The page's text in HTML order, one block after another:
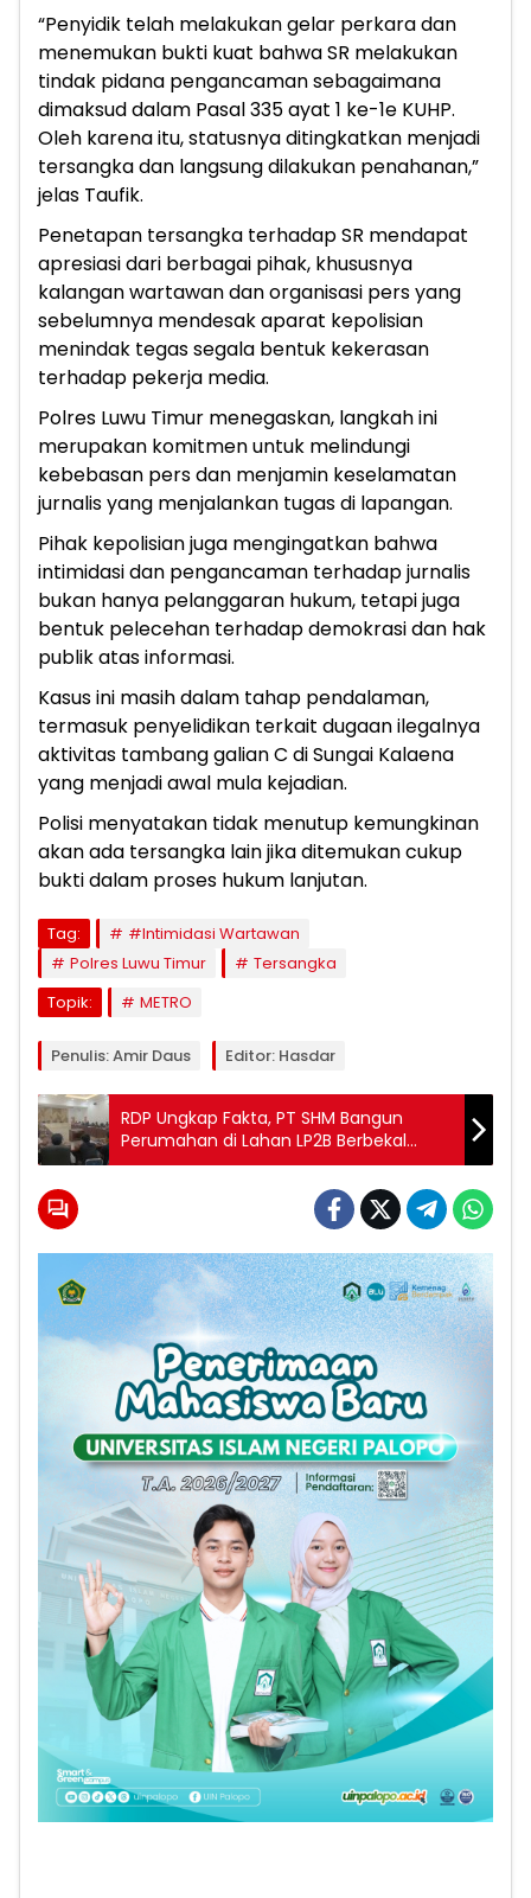
“Penyidik telah melakukan gelar perkara dan
menemukan bukti kuat bahwa SR melakukan
tindak pidana pengancaman sebagaimana
dimaksud dalam Pasal 335 ayat 1 ke-1e KUHP.
Oleh karena itu, statusnya ditingkatkan menjadi
tersangka dan langsung dilakukan penahanan,”
jelas Taufik.
Penetapan tersangka terhadap SR mendapat
apresiasi dari berbagai pihak, khususnya
kalangan wartawan dan organisasi pers yang
sebelumnya mendesak aparat kepolisian
menindak tegas segala bentuk kekerasan
terhadap pekerja media.
Polres Luwu Timur menegaskan, langkah ini
merupakan komitmen untuk melindungi
kebebasan pers dan menjamin keselamatan
jurnalis yang menjalankan tugas di lapangan.
Pihak kepolisian juga mengingatkan bahwa
intimidasi dan pengancaman terhadap jurnalis
bukan hanya pelanggaran hukum, tetapi juga
bentuk pelecehan terhadap demokrasi dan hak
publik atas informasi.
Kasus ini masih dalam tahap pendalaman,
termasuk penyelidikan terkait dugaan ilegalnya
aktivitas tambang galian C di Sungai Kalaena
yang menjadi awal mula kejadian.
Polisi menyatakan tidak menutup kemungkinan
akan ada tersangka lain jika ditemukan cukup
bukti dalam proses hukum lanjutan.
Tag:
#Intimidasi Wartawan
Polres Luwu Timur
Tersangka
Topik:
METRO
Penulis: Amir Daus Editor: Hasdar
RDP Ungkap Fakta, PT SHM Bangun
Perumahan di Lahan LP2B Berbekal
Rekomendasi Dinas Pertanian